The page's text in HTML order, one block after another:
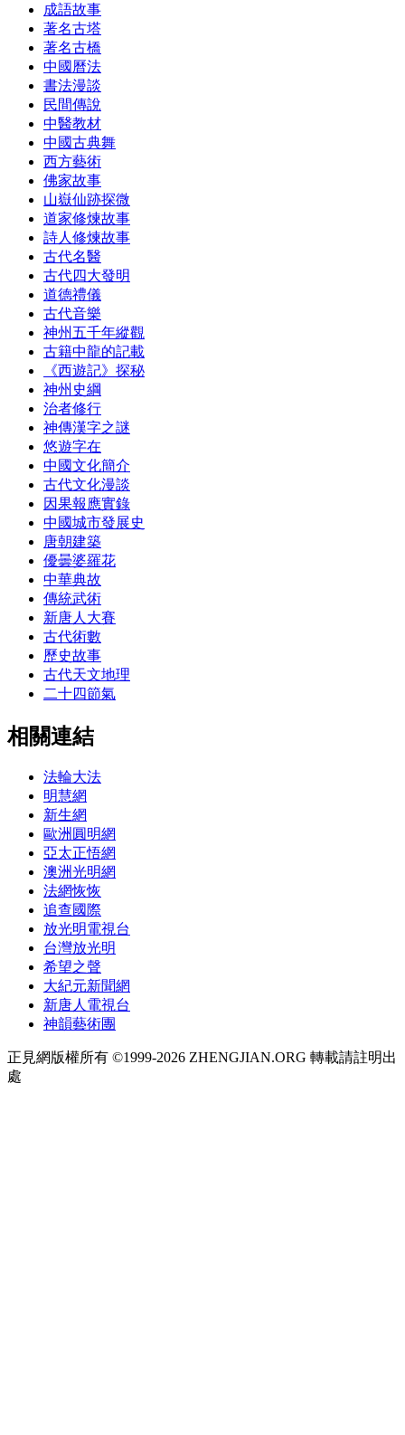
成語故事
著名古塔
著名古橋
中國曆法
書法漫談
民間傳說
中醫教材
中國古典舞
西方藝術
佛家故事
山嶽仙跡探微
道家修煉故事
詩人修煉故事
古代名醫
古代四大發明
道德禮儀
古代音樂
神州五千年縱觀
古籍中龍的記載
《西遊記》探秘
神州史綱
治者修行
神傳漢字之謎
悠遊字在
中國文化簡介
古代文化漫談
因果報應實錄
中國城市發展史
唐朝建築
優曇婆羅花
中華典故
傳統武術
新唐人大賽
古代術數
歷史故事
古代天文地理
二十四節氣
相關連結
法輪大法
明慧網
新生網
歐洲圓明網
亞太正悟網
澳洲光明網
法網恢恢
追查國際
放光明電視台
台灣放光明
希望之聲
大紀元新聞網
新唐人電視台
神韻藝術團
正見網版權所有 ©1999-2026 ZHENGJIAN.ORG 轉載請註明出
處